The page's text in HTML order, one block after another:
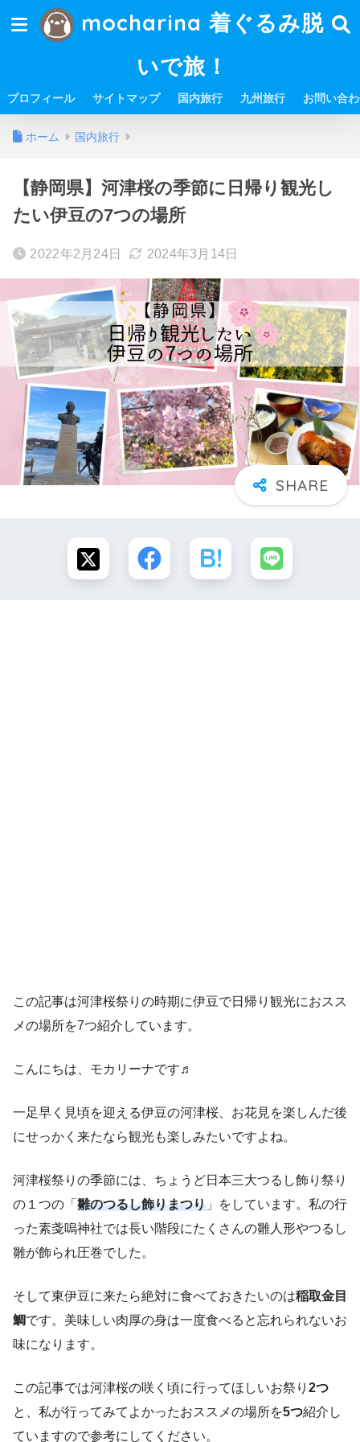
mocharina 着ぐるみ脱
いで旅！
プロフィール サイトマップ 国内旅行 九州旅行 お問い合
ホーム 国内旅行
【静岡県】河津桜の季節に日帰り観光し
たい伊豆の7つの場所
2022年2月24日 2024年3月14日
この記事は河津桜祭りの時期に伊豆で日帰り観光におスス
メの場所を7つ紹介しています。
こんにちは、モカリーナです♬
一足早く見頃を迎える伊豆の河津桜、お花見を楽しんだ後
にせっかく来たなら観光も楽しみたいですよね。
河津桜祭りの季節には、ちょうど日本三大つるし飾り祭り
の１つの「 雛のつるし飾りまつり 」をしています。私の行
った素戔嗚神社では長い階段にたくさんの雛人形やつるし
雛が飾られ圧巻でした。
そして東伊豆に来たら絶対に食べておきたいのは稲取金目
鯛です。美味しい肉厚の身は一度食べると忘れられないお
味になります。
この記事では河津桜の咲く頃に行ってほしいお祭り 2つ
と、私が行ってみてよかったおススメの場所を5つ紹介し
ていますので参考にしてください。